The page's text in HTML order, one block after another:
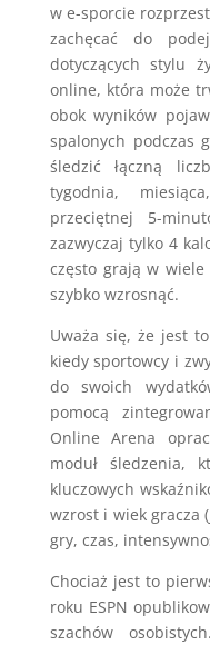
w e-sporcie
zachęcać do
dotyczących stylu
online, która może
obok wyników
spalonych podczas
śledzić łączną
tygodnia,
przeciętnej 5-
zazwyczaj tylko 4
często grają w
szybko wzrosnąć.
Uważa się, że jest
kiedy sportowcy i
do swoich
pomocą
Online Arena
moduł śledzenia,
kluczowych
wzrost i wiek gracza
gry, czas,
Chociaż jest to
roku ESPN
szachów